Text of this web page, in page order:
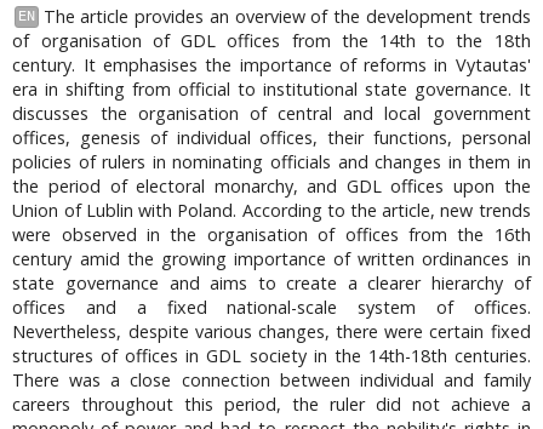
EN
The article provides an overview of the development trends
of organisation of GDL offices from the 14th to the 18th
century. It emphasises the importance of reforms in Vytautas'
era in shifting from official to institutional state governance. It
discusses the organisation of central and local government
offices, genesis of individual offices, their functions, personal
policies of rulers in nominating officials and changes in them in
the period of electoral monarchy, and GDL offices upon the
Union of Lublin with Poland. According to the article, new trends
were observed in the organisation of offices from the 16th
century amid the growing importance of written ordinances in
state governance and aims to create a clearer hierarchy of
offices and a fixed national-scale system of offices.
Nevertheless, despite various changes, there were certain fixed
structures of offices in GDL society in the 14th-18th centuries.
There was a close connection between individual and family
careers throughout this period, the ruler did not achieve a